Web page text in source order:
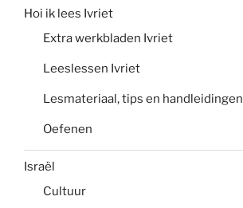
Hoi ik lees Ivriet
Extra werkbladen Ivriet
Leeslessen Ivriet
Lesmateriaal, tips en handleidingen
Oefenen
Israël
Cultuur